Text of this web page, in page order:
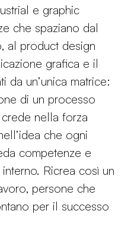
e graphic
che spaziano dal
al product design
grafica e il
da un’unica matrice:
di un processo
nella forza
che ogni
competenze e
Ricrea così un
persone che
per il successo